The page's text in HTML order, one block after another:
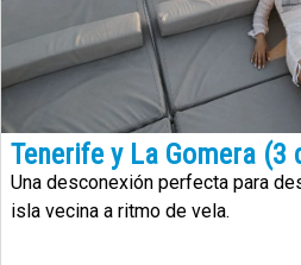
Tenerife y La Gomera (3
Una desconexión perfecta para
isla vecina a ritmo de vela.